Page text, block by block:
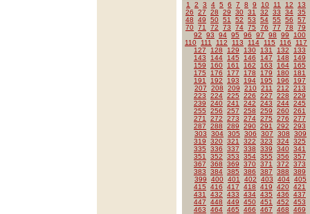
1 2 3 4 5 6 7 8 9 10 11 12
13
26
27 28 29 30 31 32 33 34 35
48
49 50 51 52 53 54 55 56
57
70 71 72 73 74 75 76 77 78
79
92
93 94 95 96 97 98 99
100
110
111 112 113 114 115 116
117
127
128 129 130 131 132
133
143
144 145 146 147 148
149
159
160 161 162 163 164
165
175
176 177 178 179 180
181
191
192 193 194 195 196
197
207
208 209 210 211 212
213
223
224 225 226 227 228
229
239
240 241 242 243 244 245
255
256 257 258 259 260 261
271
272 273 274 275 276
277
287
288 289 290 291 292
293
303
304 305 306 307 308
309
319
320 321 322 323 324 325
335
336 337 338 339 340 341
351
352 353 354 355 356
357
367
368 369 370 371 372
373
383
384 385 386 387 388
389
399
400 401 402 403 404 405
415
416 417 418 419 420 421
431
432 433 434 435 436
437
447
448 449 450 451 452
453
463
464 465 466 467 468 469